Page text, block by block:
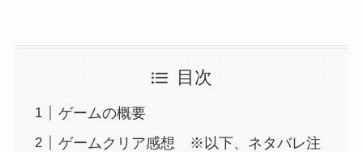
目次
ゲームの概要
ゲームクリア感想 ※以下、ネタバレ注